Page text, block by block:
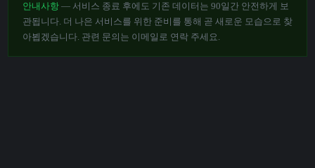
안내사항 — 서비스 종료 후에도 기존 데이터는 90일간 안전하게 보
관됩니다. 더 나은 서비스를 위한 준비를 통해 곧 새로운 모습으로 찾
아뵙겠습니다. 관련 문의는 이메일로 연락 주세요.